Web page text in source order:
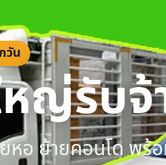
วัน
ญ่รับจ้
หอ ย้ายคอนโด พร้